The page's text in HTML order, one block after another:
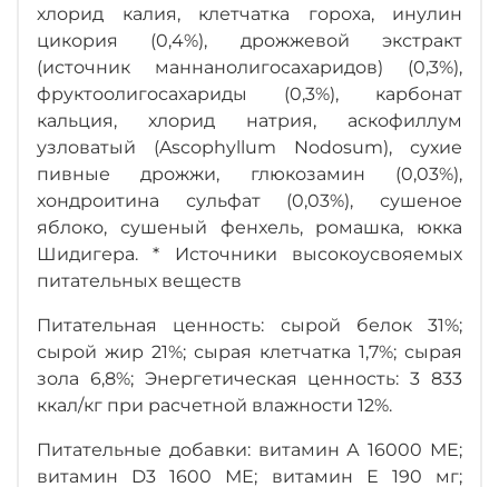
хлорид калия, клетчатка гороха, инулин
цикория (0,4%), дрожжевой экстракт
(источник маннанолигосахаридов) (0,3%),
фруктоолигосахариды (0,3%), карбонат
кальция, хлорид натрия, аскофиллум
узловатый (Ascophyllum Nodosum), сухие
пивные дрожжи, глюкозамин (0,03%),
хондроитина сульфат (0,03%), сушеное
яблоко, сушеный фенхель, ромашка, юкка
Шидигера. * Источники высокоусвояемых
питательных веществ
Питательная ценность: сырой белок 31%;
сырой жир 21%; сырая клетчатка 1,7%; сырая
зола 6,8%; Энергетическая ценность: 3 833
ккал/кг при расчетной влажности 12%.
Питательные добавки: витамин А 16000 МЕ;
витамин D3 1600 МЕ; витамин Е 190 мг;